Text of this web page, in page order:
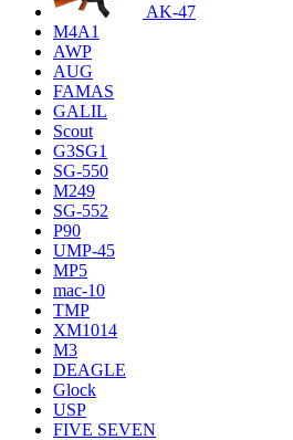
AK-47
M4A1
AWP
AUG
FAMAS
GALIL
Scout
G3SG1
SG-550
M249
SG-552
P90
UMP-45
MP5
mac-10
TMP
XM1014
M3
DEAGLE
Glock
USP
FIVE SEVEN